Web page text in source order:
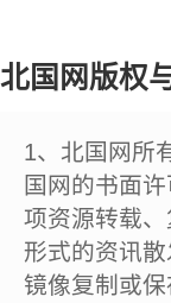
北国网版权
1、北国网所
国网的书面
项资源转载
形式的资讯
镜像复制或